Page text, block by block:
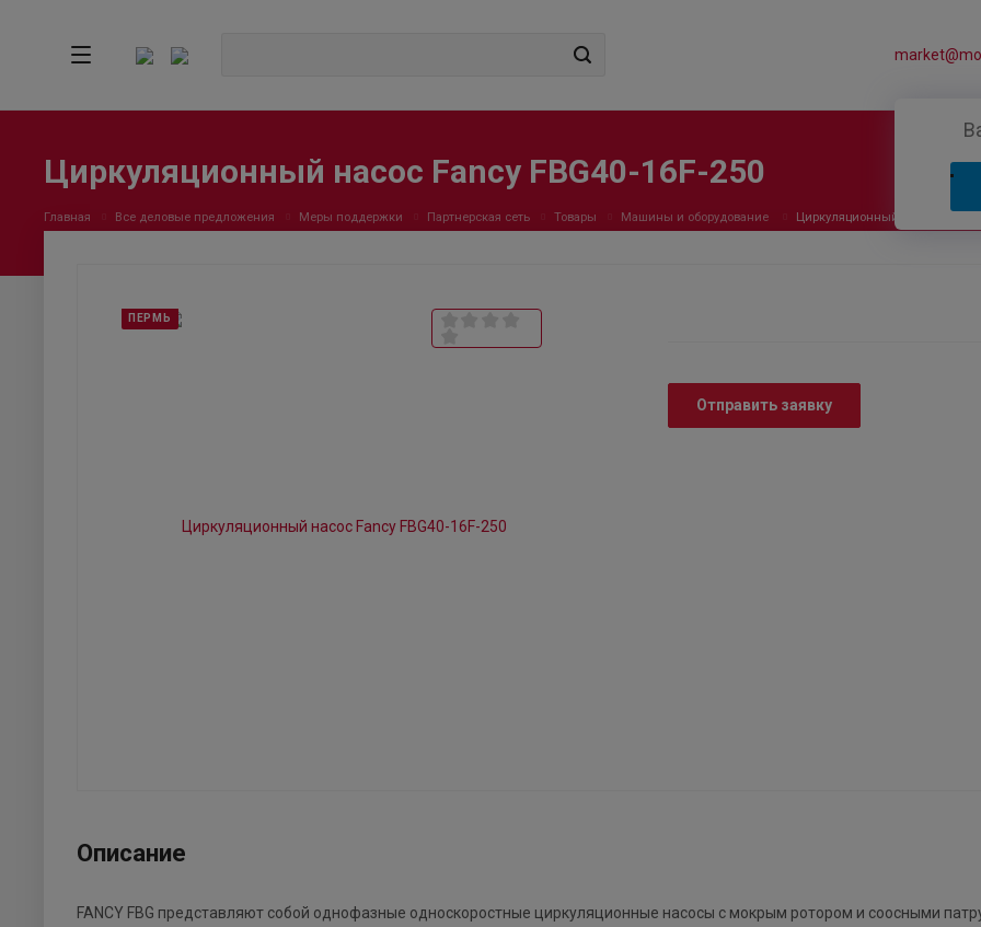
Циркуляционный насос Fancy FBG40-16F-250
Главная Все деловые предложения Меры поддержки Партнерская сеть Товары Машины и оборудование Циркуляционный насос Fancy
ПЕРМЬ
Отправить заявку
Описание
FANCY FBG представляют собой однофазные односкоростные циркуляционные насосы с мокрым ротором и соосными